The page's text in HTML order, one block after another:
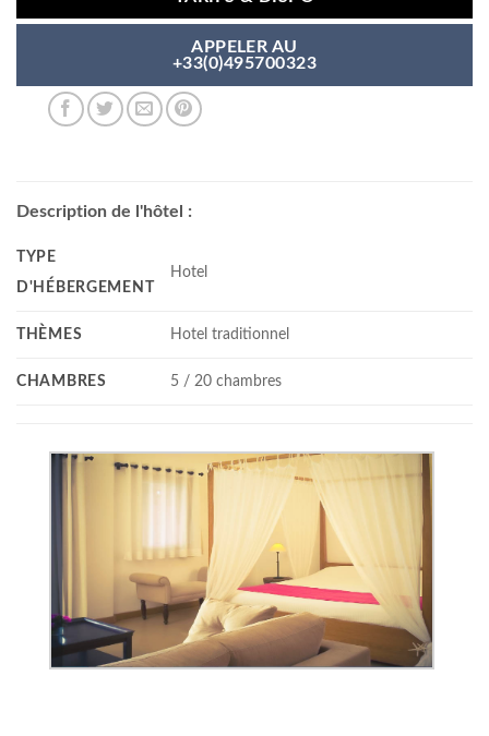
APPELER AU
+33(0)495700323
Description de l'hôtel :
TYPE
D'HÉBERGEMENT
Hotel
THÈMES Hotel traditionnel
CHAMBRES 5 / 20 chambres